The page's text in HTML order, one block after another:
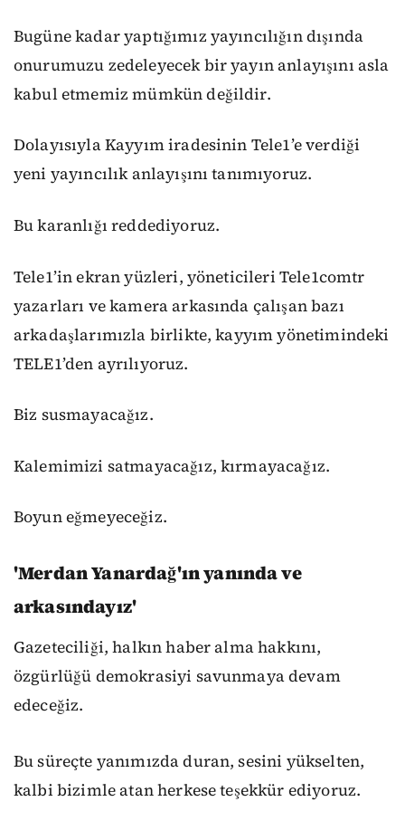
Bugüne kadar yaptığımız yayıncılığın dışında
onurumuzu zedeleyecek bir yayın anlayışını asla
kabul etmemiz mümkün değildir.
Dolayısıyla Kayyım iradesinin Tele1’e verdiği
yeni yayıncılık anlayışını tanımıyoruz.
Bu karanlığı reddediyoruz.
Tele1’in ekran yüzleri, yöneticileri Tele1comtr
yazarları ve kamera arkasında çalışan bazı
arkadaşlarımızla birlikte, kayyım yönetimindeki
TELE1’den ayrılıyoruz.
Biz susmayacağız.
Kalemimizi satmayacağız, kırmayacağız.
Boyun eğmeyeceğiz.
'Merdan Yanardağ'ın yanında ve
arkasındayız'
Gazeteciliği, halkın haber alma hakkını,
özgürlüğü demokrasiyi savunmaya devam
edeceğiz.
Bu süreçte yanımızda duran, sesini yükselten,
kalbi bizimle atan herkese teşekkür ediyoruz.